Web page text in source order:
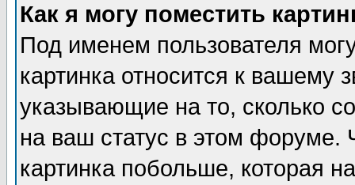
Как я могу поместить
Под именем пользователя
картинка относится к вашему
указывающие на то, сколько
на ваш статус в этом форуме.
картинка побольше, которая